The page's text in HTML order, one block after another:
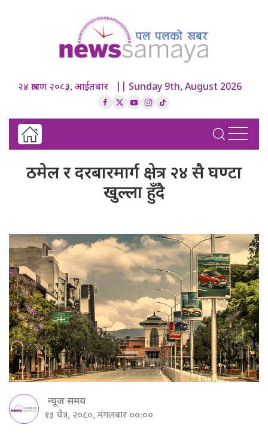
२४ श्रावण २०८३, आईतबार || Sunday 9th, August 2026
ठमेल र दरबारमार्ग क्षेत्र २४ सै घण्टा
खुल्ला हुँदै
न्यूज समय
१३ चैत्र, २०८०, मंगलबार ००:००